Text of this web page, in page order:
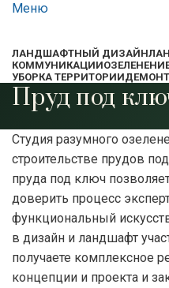
Меню
ЛАНДШАФТНЫЙ ДИЗАЙН
КОММУНИКАЦИИ
УБОРКА ТЕРРИТОРИИ
Пруд под
Студия разумного
строительстве прудов
пруда под ключ
доверить процесс
функциональный
в дизайн и ландшафт
получаете комплексное
концепции и проекта и